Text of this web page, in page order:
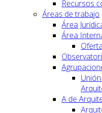
Recursos
Áreas de trabajo
Área
Área
A de